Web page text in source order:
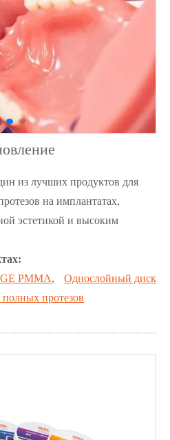
из лучших продуктов для
на имплантатах,
эстетикой и высоким
PMMA,
Однослойный диск
протезов